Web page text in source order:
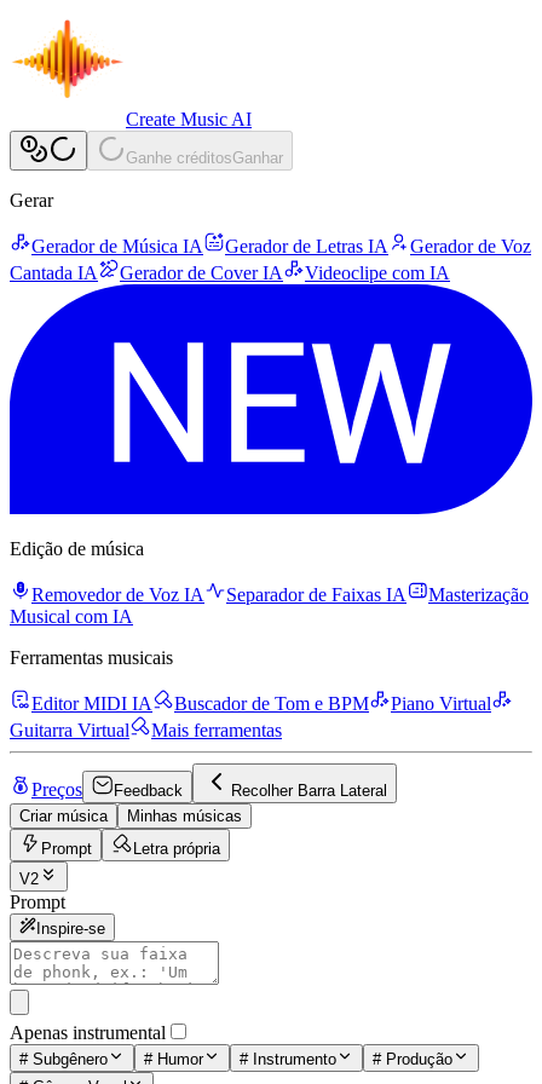
Create Music AI
Ganhe créditosGanhar
Gerar
Gerador de Música IA Gerador de Letras IA
Gerador de Voz
Cantada IA
Gerador de Cover IA Videoclipe com IA
Edição de música
Removedor de Voz IA Separador de Faixas IA
Masterização
Musical com IA
Ferramentas musicais
Editor MIDI IA Buscador de Tom e BPM
Piano Virtual
Guitarra Virtual
Mais ferramentas
Preços Feedback
Recolher Barra Lateral
Criar música
Minhas músicas
Prompt
Letra própria
V2
Prompt
Inspire-se
Apenas instrumental
# Subgênero # Humor # Instrumento # Produção